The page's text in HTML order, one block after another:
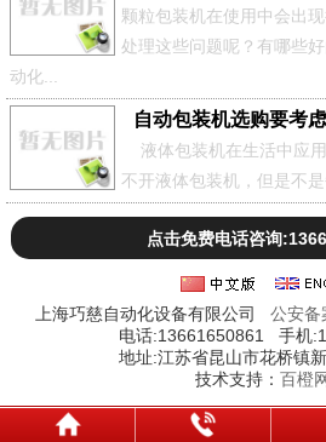
颗粒包装机在使用中会出
处理这些问题呢？有哪些
动化...
自动包装机选购要考
液体包装机在生活中应
不开液体包装机，但是不是
点击免费电话咨询
上海巧慈自动化设备有限公司 公安备
电话:13661650861 手机
地址:江苏省昆山市花桥镇
技术支持： 百橙